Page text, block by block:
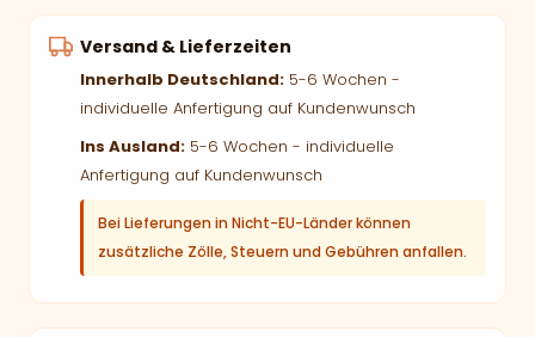
Versand & Lieferzeiten
Innerhalb Deutschland: 5-6 Wochen -
individuelle Anfertigung auf Kundenwunsch
Ins Ausland: 5-6 Wochen - individuelle
Anfertigung auf Kundenwunsch
Bei Lieferungen in Nicht-EU-Länder können
zusätzliche Zölle, Steuern und Gebühren anfallen.